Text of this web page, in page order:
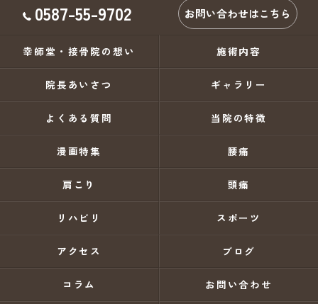
0587-55-9702 お問い合わせはこちら
幸師堂・接骨院の想い 施術内容
院長あいさつ ギャラリー
よくある質問 当院の特徴
漫画特集 腰痛
肩こり 頭痛
リハビリ スポーツ
アクセス ブログ
コラム お問い合わせ